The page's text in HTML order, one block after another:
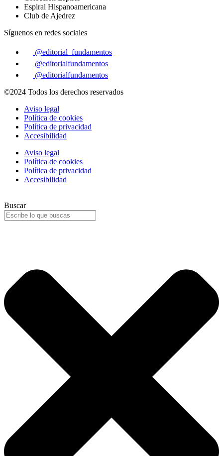
Espiral Hispanoamericana
Club de Ajedrez
Síguenos en redes sociales
@editorial_fundamentos
@editorialfundamentos
@editorialfundamentos
©2024 Todos los derechos reservados
Aviso legal
Política de cookies
Política de privacidad
Accesibilidad
Aviso legal
Política de cookies
Política de privacidad
Accesibilidad
Buscar